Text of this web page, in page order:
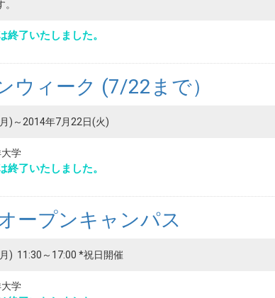
終了いたしました。
ウィーク (7/22まで）
)～2014年7月22日(火)
学
終了いたしました。
ープンキャンパス
) 11:30～17:00 *祝日開催
学